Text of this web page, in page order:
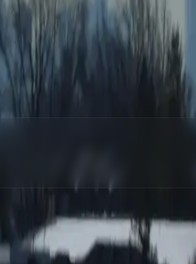
opérations pour les